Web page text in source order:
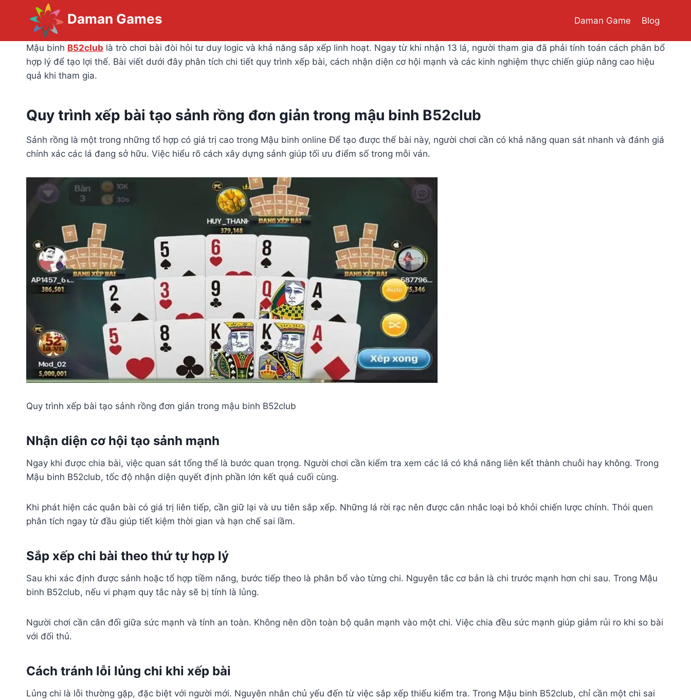
Daman Games Daman Game Blog
Mậu binh B52club là trò chơi bài đòi hỏi tư duy logic và khả năng sắp xếp linh hoạt. Ngay từ khi nhận 13 lá, người tham gia đã phải tính toán cách phân bổ
hợp lý để tạo lợi thế. Bài viết dưới đây phân tích chi tiết quy trình xếp bài, cách nhận diện cơ hội mạnh và các kinh nghiệm thực chiến giúp nâng cao hiệu
quả khi tham gia.
Quy trình xếp bài tạo sảnh rồng đơn giản trong mậu binh B52club
Sảnh rồng là một trong những tổ hợp có giá trị cao trong Mậu binh online Để tạo được thế bài này, người chơi cần có khả năng quan sát nhanh và đánh giá
chính xác các lá đang sở hữu. Việc hiểu rõ cách xây dựng sảnh giúp tối ưu điểm số trong mỗi ván.
Quy trình xếp bài tạo sảnh rồng đơn giản trong mậu binh B52club
Nhận diện cơ hội tạo sảnh mạnh
Ngay khi được chia bài, việc quan sát tổng thể là bước quan trọng. Người chơi cần kiểm tra xem các lá có khả năng liên kết thành chuỗi hay không. Trong
Mậu binh B52club, tốc độ nhận diện quyết định phần lớn kết quả cuối cùng.
Khi phát hiện các quân bài có giá trị liên tiếp, cần giữ lại và ưu tiên sắp xếp. Những lá rời rạc nên được cân nhắc loại bỏ khỏi chiến lược chính. Thói quen
phân tích ngay từ đầu giúp tiết kiệm thời gian và hạn chế sai lầm.
Sắp xếp chi bài theo thứ tự hợp lý
Sau khi xác định được sảnh hoặc tổ hợp tiềm năng, bước tiếp theo là phân bổ vào từng chi. Nguyên tắc cơ bản là chi trước mạnh hơn chi sau. Trong Mậu
binh B52club, nếu vi phạm quy tắc này sẽ bị tính là lủng.
Người chơi cần cân đối giữa sức mạnh và tính an toàn. Không nên dồn toàn bộ quân mạnh vào một chi. Việc chia đều sức mạnh giúp giảm rủi ro khi so bài
với đối thủ.
Cách tránh lỗi lủng chi khi xếp bài
Lủng chi là lỗi thường gặp, đặc biệt với người mới. Nguyên nhân chủ yếu đến từ việc sắp xếp thiếu kiểm tra. Trong Mậu binh B52club, chỉ cần một chi sai